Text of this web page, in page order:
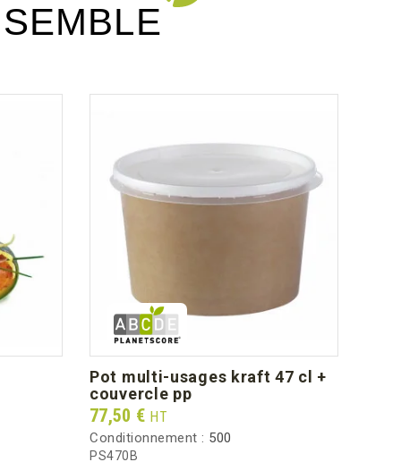
pot multi-usages kraft 47 cl +
couvercle pp
Prix
77,50 € HT
Conditionnement : 500
PS470B